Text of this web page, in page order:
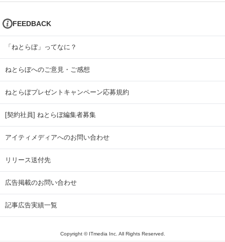
FEEDBACK
「ねとらぼ」ってなに？
ねとらぼへのご意見・ご感想
ねとらぼプレゼントキャンペーン応募規約
[契約社員] ねとらぼ編集者募集
アイティメディアへのお問い合わせ
リリース送付先
広告掲載のお問い合わせ
記事広告実績一覧
Copyright © ITmedia Inc. All Rights Reserved.